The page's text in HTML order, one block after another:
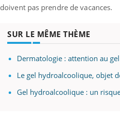
doivent pas prendre de vacances.
SUR LE MÊME THÈME
Dermatologie : attention au
Le gel hydroalcoolique, objet
Gel hydroalcoolique : un